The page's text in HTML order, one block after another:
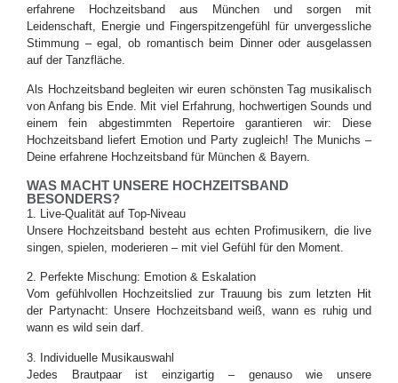
erfahrene Hochzeitsband aus München und sorgen mit
Leidenschaft, Energie und Fingerspitzengefühl für unvergessliche
Stimmung – egal, ob romantisch beim Dinner oder ausgelassen
auf der Tanzfläche.
Als Hochzeitsband begleiten wir euren schönsten Tag musikalisch
von Anfang bis Ende. Mit viel Erfahrung, hochwertigen Sounds und
einem fein abgestimmten Repertoire garantieren wir: Diese
Hochzeitsband liefert Emotion und Party zugleich! The Munichs –
Deine erfahrene Hochzeitsband für München & Bayern.
WAS MACHT UNSERE HOCHZEITSBAND
BESONDERS?
1. Live-Qualität auf Top-Niveau
Unsere Hochzeitsband besteht aus echten Profimusikern, die live
singen, spielen, moderieren – mit viel Gefühl für den Moment.
2. Perfekte Mischung: Emotion & Eskalation
Vom gefühlvollen Hochzeitslied zur Trauung bis zum letzten Hit
der Partynacht: Unsere Hochzeitsband weiß, wann es ruhig und
wann es wild sein darf.
3. Individuelle Musikauswahl
Jedes Brautpaar ist einzigartig – genauso wie unsere